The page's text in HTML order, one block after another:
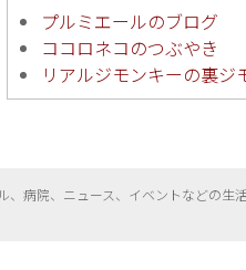
プルミエールのブログ
ココロネコのつぶやき
リアルジモンキーの裏ジ
、病院、ニュース、イベントなどの生